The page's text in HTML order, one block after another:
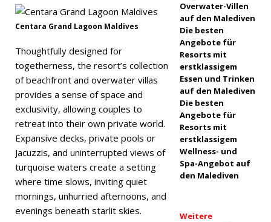
UND
[ 30. April
Meyyafush
i
Malediven
eröffnet
mit
Premium-
Centara Grand Lagoon Maldives
Thoughtfully designed for
togetherness, the resort’s collection
of beachfront and overwater villas
provides a sense of space and
exclusivity, allowing couples to
retreat into their own private world.
Expansive decks, private pools or
Jacuzzis, and uninterrupted views of
turquoise waters create a setting
where time slows, inviting quiet
mornings, unhurried afternoons, and
evenings beneath starlit skies.
Overwater-Villen
auf den Malediven
Die besten
Angebote für
Resorts mit
erstklassigem
Essen und Trinken
auf den Malediven
Die besten
Angebote für
Resorts mit
erstklassigem
Wellness- und
Spa-Angebot auf
den Malediven
Weitere